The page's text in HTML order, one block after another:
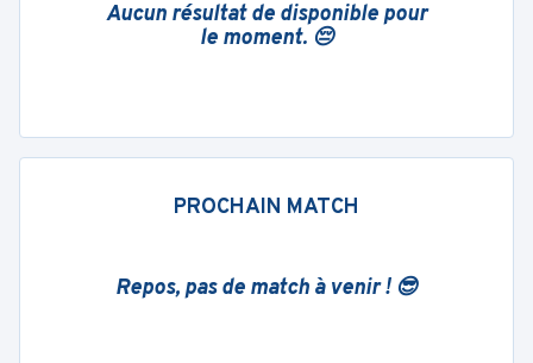
Aucun résultat de disponible pour
le moment. 😔
PROCHAIN MATCH
Repos, pas de match à venir ! 😎